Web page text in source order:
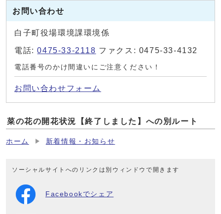
お問い合わせ
白子町役場環境課環境係
電話:0475-33-2118 ファクス: 0475-33-4132
電話番号のかけ間違いにご注意ください！
お問い合わせフォーム
菜の花の開花状況【終了しました】への別ルート
ホーム 新着情報・お知らせ
ソーシャルサイトへのリンクは別ウィンドウで開きます
Facebookでシェア